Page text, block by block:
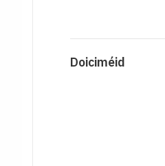
Doiciméid